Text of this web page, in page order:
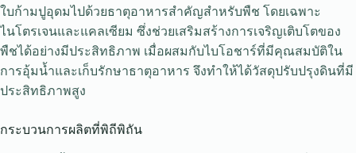
ใบก้ามปูอุดมไปด้วยธาตุอาหารสำคัญสำหรับพืช โดยเฉพาะ
ไนโตรเจนและแคลเซียม ซึ่งช่วยเสริมสร้างการเจริญเติบโตของ
พืชได้อย่างมีประสิทธิภาพ เมื่อผสมกับไบโอชาร์ที่มีคุณสมบัติใน
การอุ้มน้ำและเก็บรักษาธาตุอาหาร จึงทำให้ได้วัสดุปรับปรุงดินที่มี
ประสิทธิภาพสูง
กระบวนการผลิตที่พิถีพิถัน